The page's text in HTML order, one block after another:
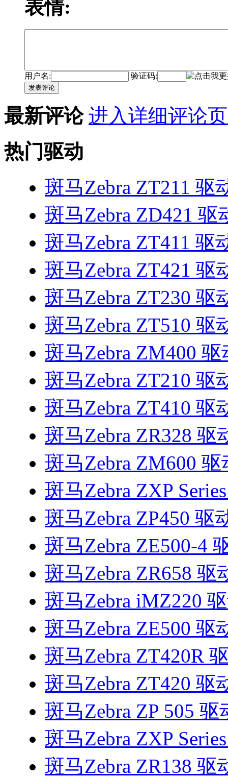
表情:
用户名: 验证码:
发表评论
最新评论 进入详细评论
热门驱动
斑马Zebra ZT211 驱
斑马Zebra ZD421 驱
斑马Zebra ZT411 驱
斑马Zebra ZT421 驱
斑马Zebra ZT230 驱
斑马Zebra ZT510 驱
斑马Zebra ZM400 驱
斑马Zebra ZT210 驱
斑马Zebra ZT410 驱
斑马Zebra ZR328 驱
斑马Zebra ZM600 驱
斑马Zebra ZXP
斑马Zebra ZP450 驱
斑马Zebra ZE500-4
斑马Zebra ZR658 驱
斑马Zebra iMZ220
斑马Zebra ZE500 驱
斑马Zebra ZT420R
斑马Zebra ZT420 驱
斑马Zebra ZP 505 驱
斑马Zebra ZXP
斑马Zebra ZR138 驱